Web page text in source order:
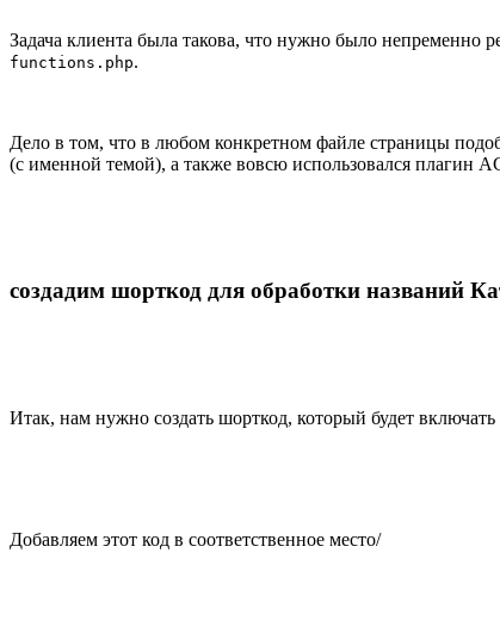
Задача клиента была такова, что нужно было
functions.php.
Дело в том, что в любом конкретном файле страницы
(с именной темой), а также вовсю использовался плагин
создадим шорткод для обработки названий
Итак, нам нужно создать шорткод, который будет
Добавляем этот код в соответственное место/